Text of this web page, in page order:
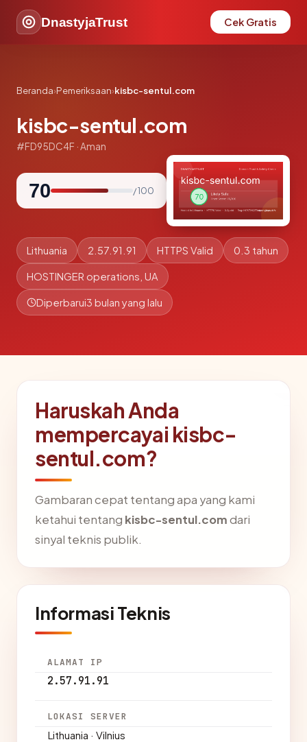
DnastyjaTrust Cek Gratis
Beranda›Pemeriksaan›kisbc-sentul.com
kisbc-sentul.com
#FD95DC4F · Aman
70 / 100
Lithuania 2.57.91.91 HTTPS Valid 0.3 tahun
HOSTINGER operations, UA
Diperbarui3 bulan yang lalu
Haruskah Anda
mempercayai kisbc-
sentul.com?
Gambaran cepat tentang apa yang kami
ketahui tentang kisbc-sentul.comdari
sinyal teknis publik.
Informasi Teknis
ALAMAT IP
2.57.91.91
LOKASI SERVER
Lithuania · Vilnius